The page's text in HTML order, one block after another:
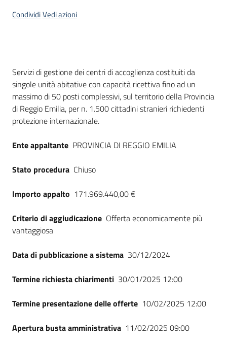
CondividiVedi azioni
Dati del bando
Servizi di gestione dei centri di accoglienza costituiti da
singole unità abitative con capacità ricettiva fino ad un
massimo di 50 posti complessivi, sul territorio della Provincia
di Reggio Emilia, per n. 1.500 cittadini stranieri richiedenti
protezione internazionale.
Ente appaltante PROVINCIA DI REGGIO EMILIA
Stato procedura Chiuso
Importo appalto 171.969.440,00 €
Criterio di aggiudicazione Offerta economicamente più
vantaggiosa
Data di pubblicazione a sistema 30/12/2024
Termine richiesta chiarimenti 30/01/2025 12:00
Termine presentazione delle offerte 10/02/2025 12:00
Apertura busta amministrativa 11/02/2025 09:00